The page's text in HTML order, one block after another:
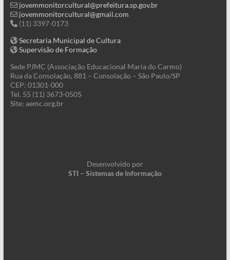
jovemmonitorcultural@prefeitura.sp.gov.br
jovemmonitorcultural@gmail.com
(11) 3397-0173
Secretaria Municipal de Cultura
Supervisão de Formação
Sede PJMC (Associação Educacional Maria do Carmo)
Rua da Consolação, 881 – Consolação – São Paulo/SP
CEP: 01301-000
Tel. 55 (11) 3673-0505
Site: aemc.org.br
Desenvolvido por
STI – Sistemas de Informação